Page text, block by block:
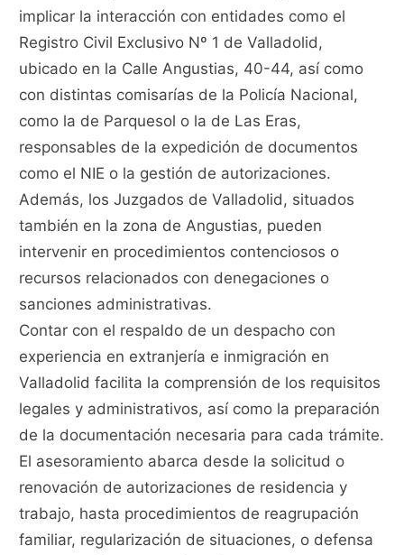
implicar la interacción con entidades como el
Registro Civil Exclusivo Nº 1 de Valladolid,
ubicado en la Calle Angustias, 40-44, así como
con distintas comisarías de la Policía Nacional,
como la de Parquesol o la de Las Eras,
responsables de la expedición de documentos
como el NIE o la gestión de autorizaciones.
Además, los Juzgados de Valladolid, situados
también en la zona de Angustias, pueden
intervenir en procedimientos contenciosos o
recursos relacionados con denegaciones o
sanciones administrativas.
Contar con el respaldo de un despacho con
experiencia en extranjería e inmigración en
Valladolid facilita la comprensión de los requisitos
legales y administrativos, así como la preparación
de la documentación necesaria para cada trámite.
El asesoramiento abarca desde la solicitud o
renovación de autorizaciones de residencia y
trabajo, hasta procedimientos de reagrupación
familiar, regularización de situaciones, o defensa